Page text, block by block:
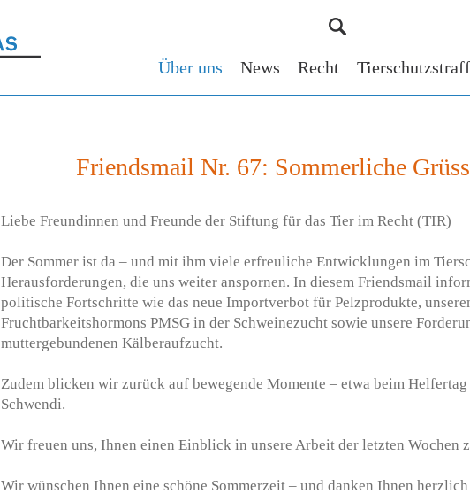
Über uns News Recht
Friendsmail Nr. 67: Sommerliche
Liebe Freundinnen und Freunde der Stiftung für das Tier im Recht (TIR)
Der Sommer ist da – und mit ihm viele erfreuliche Entwicklungen im
Herausforderungen, die uns weiter anspornen. In diesem Friendsmail
politische Fortschritte wie das neue Importverbot für Pelzprodukte,
Fruchtbarkeitshormons PMSG in der Schweinezucht sowie unsere
muttergebundenen Kälberaufzucht.
Zudem blicken wir zurück auf bewegende Momente – etwa beim
Schwendi.
Wir freuen uns, Ihnen einen Einblick in unsere Arbeit der letzten Wochen
Wir wünschen Ihnen eine schöne Sommerzeit – und danken Ihnen